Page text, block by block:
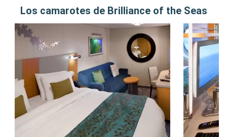
Los camarotes de Brilliance of the Seas